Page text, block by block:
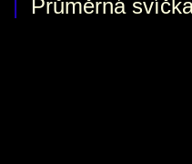
| Průměrná